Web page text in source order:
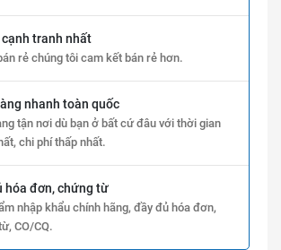
cạnh tranh nhất
rẻ chúng tôi cam kết bán rẻ hơn.
nhanh toàn quốc
tận nơi dù bạn ở bất cứ đâu với thời gian
chi phí thấp nhất.
hóa đơn, chứng từ
nhập khẩu chính hãng, đầy đủ hóa đơn,
CO/CQ.